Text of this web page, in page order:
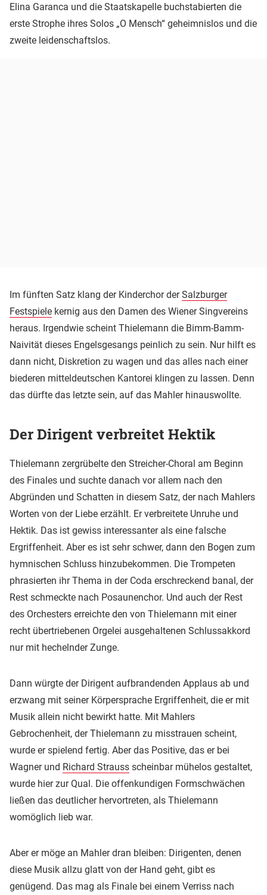
Elina Garanca und die Staatskapelle buchstabierten die
erste Strophe ihres Solos „O Mensch“ geheimnislos und die
zweite leidenschaftslos.
Im fünften Satz klang der Kinderchor derSalzburger
Festspiele kernig aus den Damen des Wiener Singvereins
heraus. Irgendwie scheint Thielemann die Bimm-Bamm-
Naivität dieses Engelsgesangs peinlich zu sein. Nur hilft es
dann nicht, Diskretion zu wagen und das alles nach einer
biederen mitteldeutschen Kantorei klingen zu lassen. Denn
das dürfte das letzte sein, auf das Mahler hinauswollte.
Der Dirigent verbreitet Hektik
Thielemann zergrübelte den Streicher-Choral am Beginn
des Finales und suchte danach vor allem nach den
Abgründen und Schatten in diesem Satz, der nach Mahlers
Worten von der Liebe erzählt. Er verbreitete Unruhe und
Hektik. Das ist gewiss interessanter als eine falsche
Ergriffenheit. Aber es ist sehr schwer, dann den Bogen zum
hymnischen Schluss hinzubekommen. Die Trompeten
phrasierten ihr Thema in der Coda erschreckend banal, der
Rest schmeckte nach Posaunenchor. Und auch der Rest
des Orchesters erreichte den von Thielemann mit einer
recht übertriebenen Orgelei ausgehaltenen Schlussakkord
nur mit hechelnder Zunge.
Dann würgte der Dirigent aufbrandenden Applaus ab und
erzwang mit seiner Körpersprache Ergriffenheit, die er mit
Musik allein nicht bewirkt hatte. Mit Mahlers
Gebrochenheit, der Thielemann zu misstrauen scheint,
wurde er spielend fertig. Aber das Positive, das er bei
Wagner und Richard Strauss scheinbar mühelos gestaltet,
wurde hier zur Qual. Die offenkundigen Formschwächen
ließen das deutlicher hervortreten, als Thielemann
womöglich lieb war.
Aber er möge an Mahler dran bleiben: Dirigenten, denen
diese Musik allzu glatt von der Hand geht, gibt es
genügend. Das mag als Finale bei einem Verriss nach